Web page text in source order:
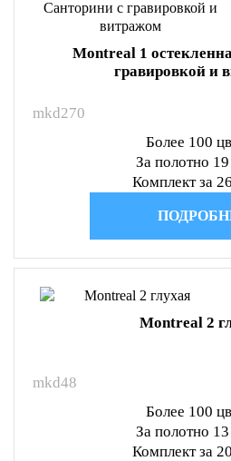
Montreal 1
гравировкой и
mkd270
Более 100
За полотно
Комплект за
Montreal 2
mkd48
Более 100
За полотно
Комплект за